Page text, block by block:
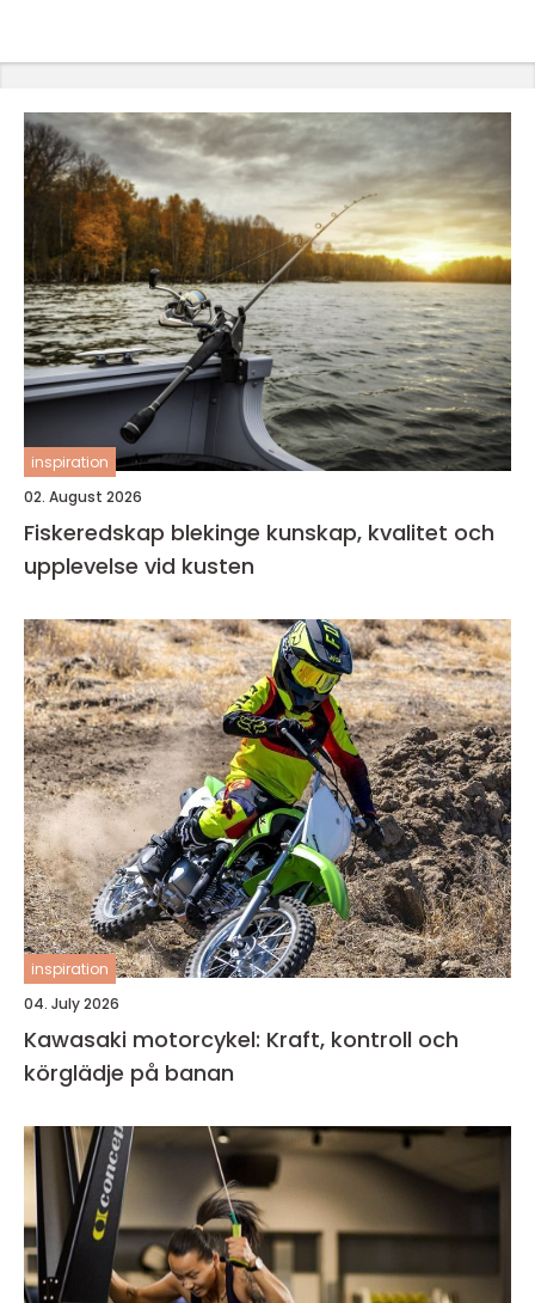
inspiration
02. August 2026
Fiskeredskap blekinge kunskap, kvalitet och
upplevelse vid kusten
inspiration
04. July 2026
Kawasaki motorcykel: Kraft, kontroll och
körglädje på banan